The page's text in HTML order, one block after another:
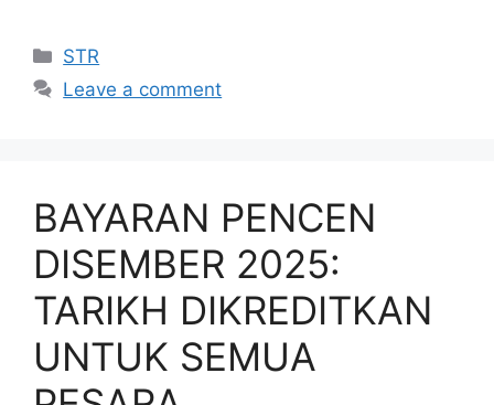
Categories
STR
Leave a comment
BAYARAN PENCEN
DISEMBER 2025:
TARIKH DIKREDITKAN
UNTUK SEMUA